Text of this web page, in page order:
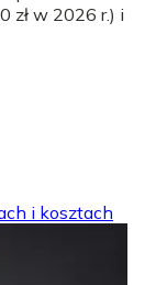
zł w 2026 r.) i
i kosztach